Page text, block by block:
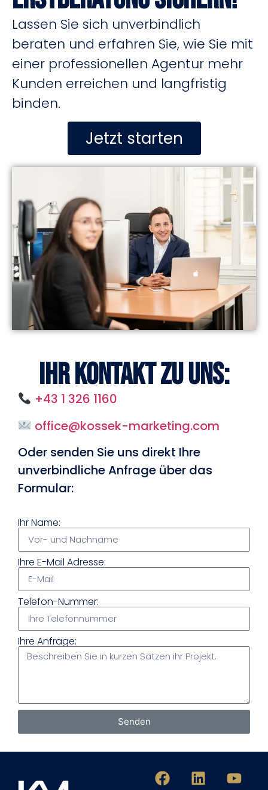
Lassen Sie sich unverbindlich
beraten und erfahren Sie, wie Sie mit
einer professionellen Agentur mehr
Kunden erreichen und langfristig
binden.
Jetzt starten
Ihr Kontakt zu uns:
+43 1 326 1160
office@kossek-marketing.com
Oder senden Sie uns direkt Ihre
unverbindliche Anfrage über das
Formular:
Ihr Name:
Ihre E-Mail Adresse:
Telefon-Nummer:
Ihre Anfrage:
Senden